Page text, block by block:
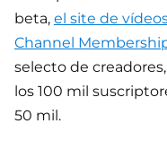
beta, el site de
Channel
selecto de
los 100 mil
50 mil.